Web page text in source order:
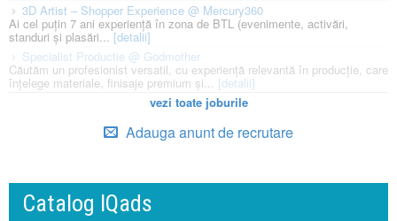
3D Artist – Shopper Experience @ Mercury360
Ai cel puțin 7 ani experiență în zona de BTL (evenimente, activări,
standuri și plasări...[detalii]
Specialist Productie @ Godmother
Căutăm un profesionist versatil, cu experiență relevantă în producție, care
înțelege materiale, finisaje premium și... [detalii]
vezi toate joburile
Adauga anunt de recrutare
Catalog IQads